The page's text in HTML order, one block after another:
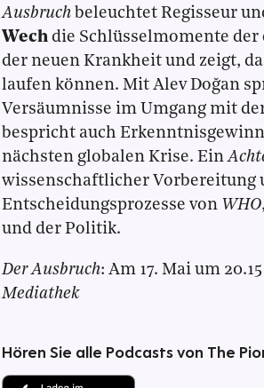
Ausbruch beleuchtet Regisseur
Wech die Schlüsselmomente der
der neuen Krankheit und zeigt,
laufen können. Mit Alev Doğan
Versäumnisse im Umgang mit
bespricht auch
nächsten globalen Krise. Ein
wissenschaftlicher Vorbereitung
Entscheidungsprozesse von WHO
und der Politik.
Der Ausbruch: Am 17. Mai um
Mediathek
Hören Sie alle Podcasts von The